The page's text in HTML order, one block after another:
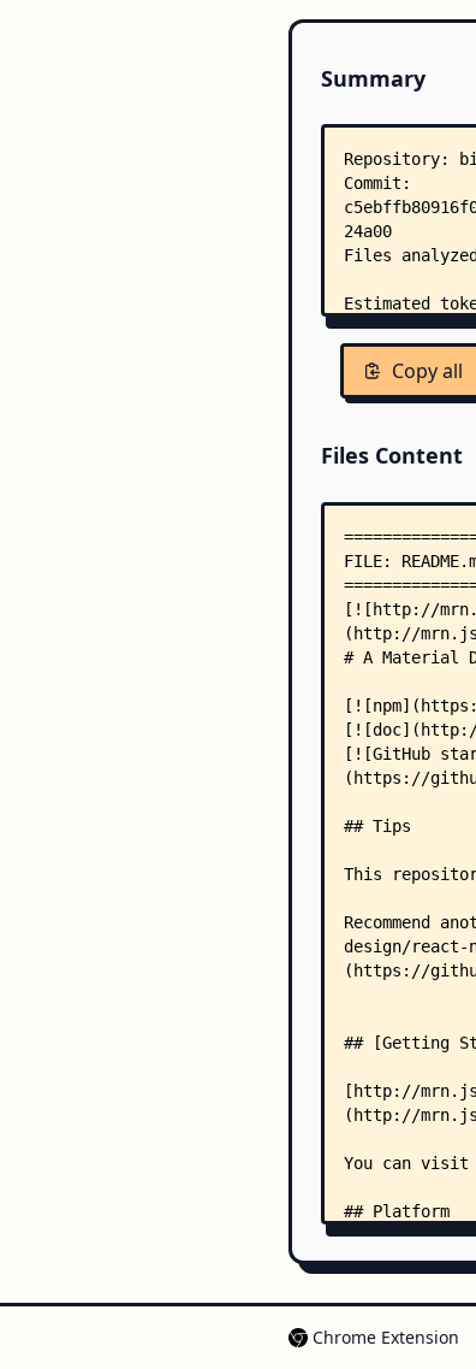
Summary
Copy all
Files Content
Chrome Extension